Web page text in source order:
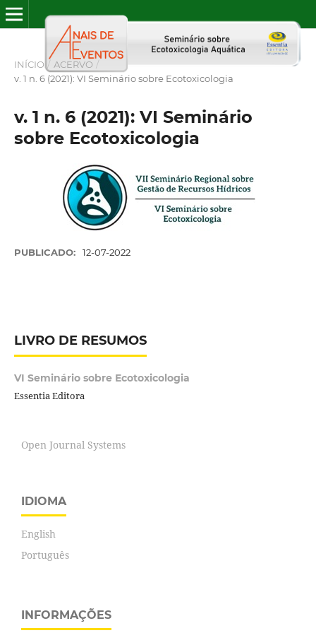
INÍCIO / ACERVO /
v. 1 n. 6 (2021): VI Seminário sobre Ecotoxicologia
v. 1 n. 6 (2021): VI Seminário
sobre Ecotoxicologia
PUBLICADO: 12-07-2022
LIVRO DE RESUMOS
VI Seminário sobre Ecotoxicologia
Essentia Editora
Open Journal Systems
IDIOMA
English
Português
INFORMAÇÕES